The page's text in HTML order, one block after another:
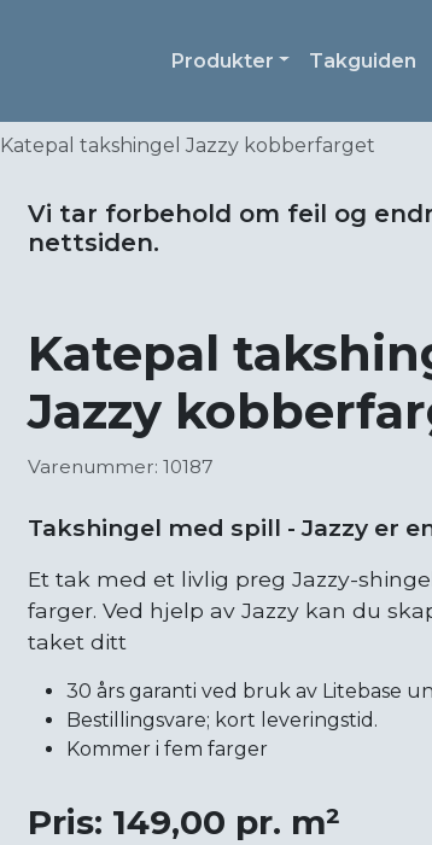
Produkter Takguiden
Katepal takshingel Jazzy kobberfarget
Vi tar forbehold om feil og
nettsiden.
Katepal
Jazzy
Varenummer: 10187
Takshingel med spill - Jazzy er
Et tak med et livlig preg Jazzy-
farger. Ved hjelp av Jazzy kan du
taket ditt
30 års garanti ved bruk av Litebase
Bestillingsvare; kort leveringstid.
Kommer i fem farger
Pris: 149,00 pr. m²